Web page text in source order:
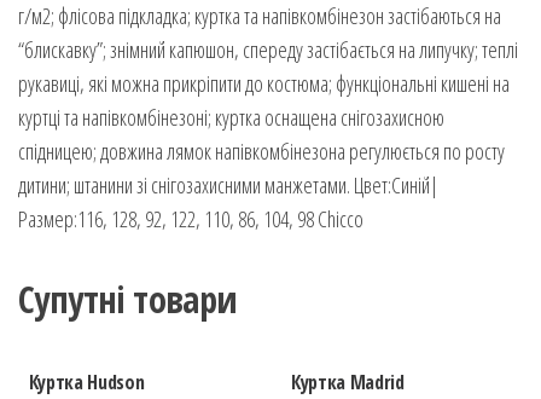
г/м2; флісова підкладка; куртка та напівкомбінезон застібаються на
“блискавку”; знімний капюшон, спереду застібається на липучку; теплі
рукавиці, які можна прикріпити до костюма; функціональні кишені на
куртці та напівкомбінезоні; куртка оснащена снігозахисною
спідницею; довжина лямок напівкомбінезона регулюється по росту
дитини; штанини зі снігозахисними манжетами. Цвет:Синій|
Размер:116, 128, 92, 122, 110, 86, 104, 98 Chicco
Супутні товари
Куртка Hudson Куртка Madrid